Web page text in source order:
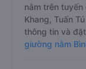
nằm trên tuyến
Khang, Tuấn
thông tin và
giường nằm